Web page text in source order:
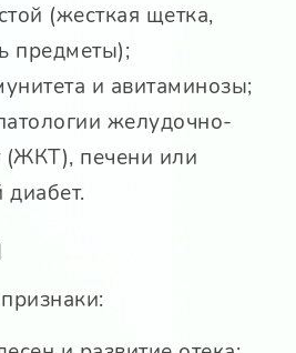
(жесткая щетка,
предметы);
и авитаминозы;
желудочно-
(ЖКТ), печени или